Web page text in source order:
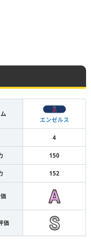
エンゼルス
4
150
152
価